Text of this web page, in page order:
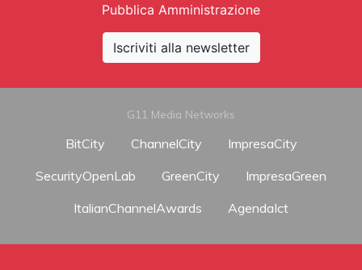
Pubblica Amministrazione
Iscriviti alla newsletter
G11 Media Networks
BitCity ChannelCity
ImpresaCity
SecurityOpenLab
GreenCity
ImpresaGreen
ItalianChannelAwards
AgendaIct